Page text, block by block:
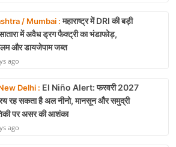
/ Mumbai :महाराष्ट्र में DRI की बड़ी
सातारा में अवैध ड्रग फैक्ट्री का भंडाफोड़,
और डायजेपाम जब्त
ago
Delhi : El Niño Alert: फरवरी 2027
रह सकता है अल नीनो, मानसून और समुद्री
पर असर की आशंका
ago